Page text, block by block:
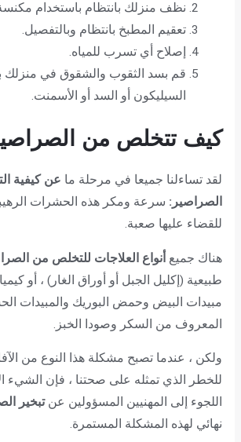
نظف منزلك بانتظام باستخدام مكنسة
تعقيم المطبخ بانتظام وبالتفصيل.
إصلاح أي تسرب للمياه.
قم بسد الثقوب والشقوق في منزلك
السيليكون أو السد أو الأسمنت.
كيف تتخلص من
لقد تساءلنا جميعا في مرحلة ما عن كيفية
الصراصير: سرعة ومكر هذه الحشرات
للقضاء عليها صعبة.
هناك جميع أنواع العلاجات للتخلص من
طبيعية (إكليل الجبل أو أوراق الغار) ، أو
مبيدات البيض وحمض البوريك والمبيدات
المعروف من السكر وصودا الخبز.
ولكن ، عندما تصبح مشكلة هذا النوع من
للخطر الذي تمثله على صحتنا ، فإن الشيء
اللجوء إلى المهنيين المسؤولين عنتبخير
نهائي لهذه المشكلة المستمرة.